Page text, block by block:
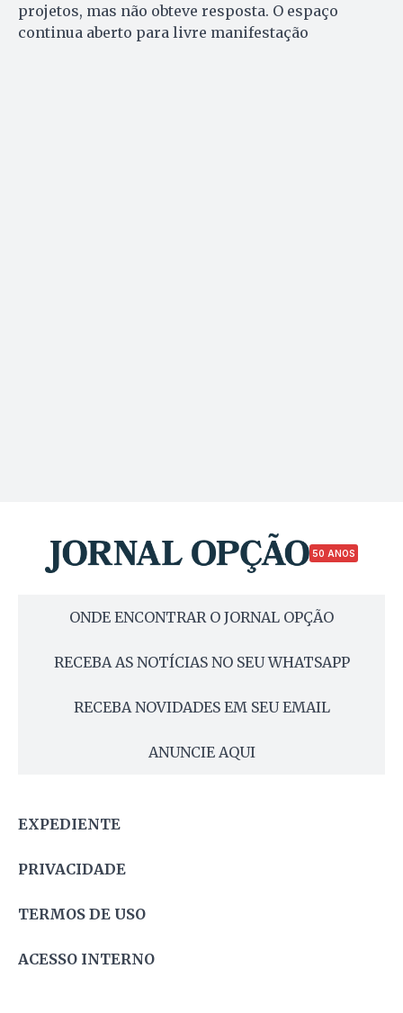
projetos, mas não obteve resposta. O espaço
continua aberto para livre manifestação
50 ANOS
ONDE ENCONTRAR O JORNAL OPÇÃO
RECEBA AS NOTÍCIAS NO SEU WHATSAPP
RECEBA NOVIDADES EM SEU EMAIL
ANUNCIE AQUI
EXPEDIENTE
PRIVACIDADE
TERMOS DE USO
ACESSO INTERNO